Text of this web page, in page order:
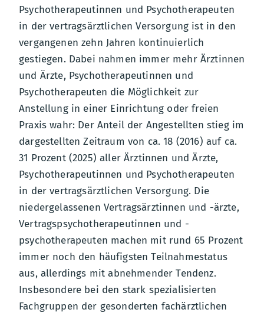
Psychotherapeutinnen und Psychotherapeuten
in der vertragsärztlichen Versorgung ist in den
vergangenen zehn Jahren kontinuierlich
gestiegen. Dabei nahmen immer mehr Ärztinnen
und Ärzte, Psychotherapeutinnen und
Psychotherapeuten die Möglichkeit zur
Anstellung in einer Einrichtung oder freien
Praxis wahr: Der Anteil der Angestellten stieg im
dargestellten Zeitraum von ca. 18 (2016) auf ca.
31 Prozent (2025) aller Ärztinnen und Ärzte,
Psychotherapeutinnen und Psychotherapeuten
in der vertragsärztlichen Versorgung. Die
niedergelassenen Vertragsärztinnen und -ärzte,
Vertragspsychotherapeutinnen und -
psychotherapeuten machen mit rund 65 Prozent
immer noch den häufigsten Teilnahmestatus
aus, allerdings mit abnehmender Tendenz.
Insbesondere bei den stark spezialisierten
Fachgruppen der gesonderten fachärztlichen